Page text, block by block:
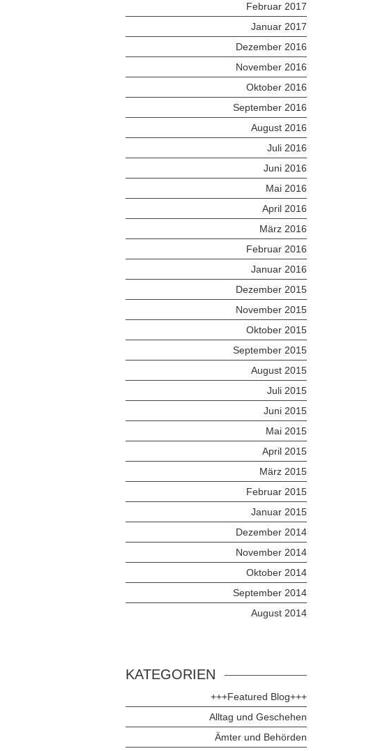
Februar 2017
Januar 2017
Dezember 2016
November 2016
Oktober 2016
September 2016
August 2016
Juli 2016
Juni 2016
Mai 2016
April 2016
März 2016
Februar 2016
Januar 2016
Dezember 2015
November 2015
Oktober 2015
September 2015
August 2015
Juli 2015
Juni 2015
Mai 2015
April 2015
März 2015
Februar 2015
Januar 2015
Dezember 2014
November 2014
Oktober 2014
September 2014
August 2014
KATEGORIEN
+++Featured Blog+++
Alltag und Geschehen
Ämter und Behörden